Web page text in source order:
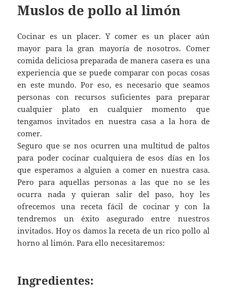
Muslos de pollo al limón
Cocinar es un placer. Y comer es un placer aún
mayor para la gran mayoría de nosotros. Comer
comida deliciosa preparada de manera casera es una
experiencia que se puede comparar con pocas cosas
en este mundo. Por eso, es necesario que seamos
personas con recursos suficientes para preparar
cualquier plato en cualquier momento que
tengamos invitados en nuestra casa a la hora de
comer.
Seguro que se nos ocurren una multitud de paltos
para poder cocinar cualquiera de esos días en los
que esperamos a alguien a comer en nuestra casa.
Pero para aquellas personas a las que no se les
ocurra nada y quieran salir del paso, hoy les
ofrecemos una receta fácil de cocinar y con la
tendremos un éxito asegurado entre nuestros
invitados. Hoy os damos la receta de un rico pollo al
horno al limón. Para ello necesitaremos:
Ingredientes: